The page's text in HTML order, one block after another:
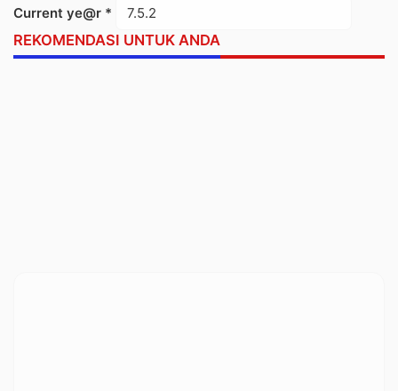
Current ye@r *
REKOMENDASI UNTUK ANDA